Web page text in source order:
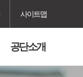
사이트맵
공단소개